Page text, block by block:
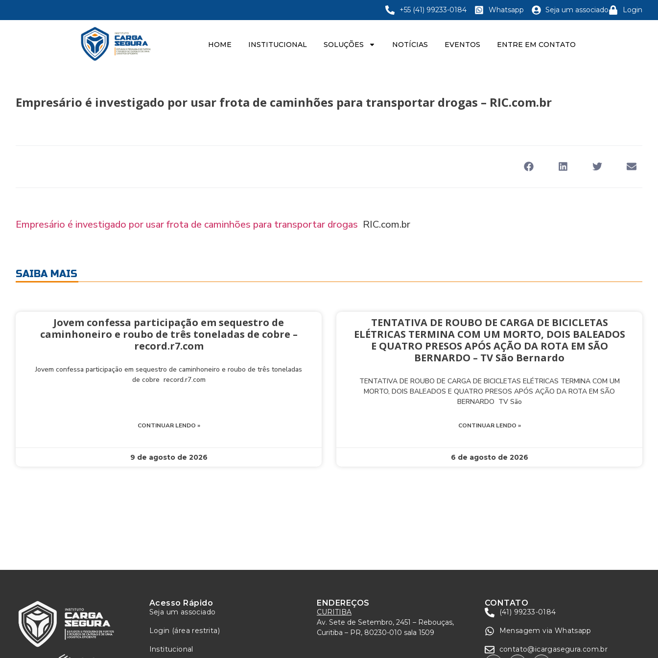
+55 (41) 99233-0184 Whatsapp Seja um associado Login
HOME INSTITUCIONAL SOLUÇÕES NOTÍCIAS EVENTOS ENTRE EM CONTATO
Empresário é investigado por usar frota de caminhões para transportar drogas – RIC.com.br
Empresário é investigado por usar frota de caminhões para transportar drogas RIC.com.br
SAIBA MAIS
Jovem confessa participação em sequestro de
caminhoneiro e roubo de três toneladas de cobre –
record.r7.com
Jovem confessa participação em sequestro de caminhoneiro e roubo de três toneladas
de cobre record.r7.com
CONTINUAR LENDO »
9 de agosto de 2026
TENTATIVA DE ROUBO DE CARGA DE BICICLETAS
ELÉTRICAS TERMINA COM UM MORTO, DOIS BALEADOS
E QUATRO PRESOS APÓS AÇÃO DA ROTA EM SÃO
BERNARDO – TV São Bernardo
TENTATIVA DE ROUBO DE CARGA DE BICICLETAS ELÉTRICAS TERMINA COM UM
MORTO, DOIS BALEADOS E QUATRO PRESOS APÓS AÇÃO DA ROTA EM SÃO
BERNARDO TV São
CONTINUAR LENDO »
6 de agosto de 2026
Acesso Rápido
Seja um associado
Login (área restrita)
Institucional
ENDEREÇOS
CURITIBA
Av. Sete de Setembro, 2451 – Rebouças,
Curitiba – PR, 80230-010 sala 1509
CONTATO
(41) 99233-0184
Mensagem via Whatsapp
contato@icargasegura.com.br